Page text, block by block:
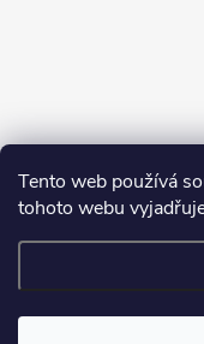
Tento web používá
tohoto webu Sledovat
práva